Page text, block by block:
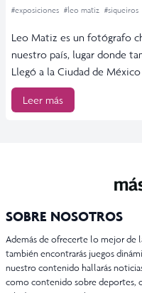
#exposiciones #leo matiz #siqueiros
Leo Matiz es un fotógrafo
nuestro país, lugar donde
Llegó a la Ciudad de
Leer más
SOBRE NOSOTROS
Además de ofrecerte lo mejor de
también encontrarás juegos
nuestro contenido hallarás
como contenido sobre deportes,